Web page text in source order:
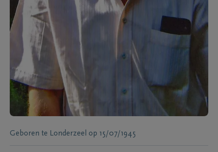
Geboren te Londerzeel op 15/07/1945